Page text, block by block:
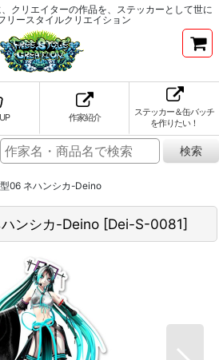
クリエイターの作品を、ステッカーとして世に
リースタイルクリエイション
作家紹介
ステッカー＆缶バッチ
を作りたい！
06 ネハンシカ-Deino
ンシカ-Deino [Dei-S-0081]